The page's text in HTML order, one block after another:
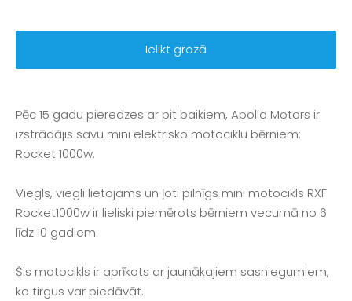
Ielikt grozā
Pēc 15 gadu pieredzes ar pit baikiem, Apollo Motors ir
izstrādājis savu mini elektrisko motociklu bērniem:
Rocket 1000w.
Viegls, viegli lietojams un ļoti pilnīgs mini motocikls RXF
Rocket1000w ir lieliski piemērots bērniem vecumā no 6
līdz 10 gadiem.
Šis motocikls ir aprīkots ar jaunākajiem sasniegumiem,
ko tirgus var piedāvāt.